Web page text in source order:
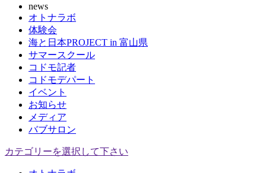
news
オトナラボ
体験会
海と日本PROJECT in 富山県
サマースクール
コドモ記者
コドモデパート
イベント
お知らせ
メディア
バブサロン
カテゴリーを選択して下さい